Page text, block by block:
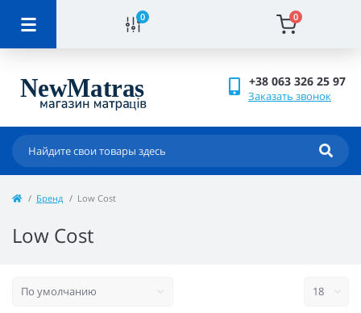
0 0
+38 063 326 25 97
Заказать звонок
Бренд Low Cost
Low Cost